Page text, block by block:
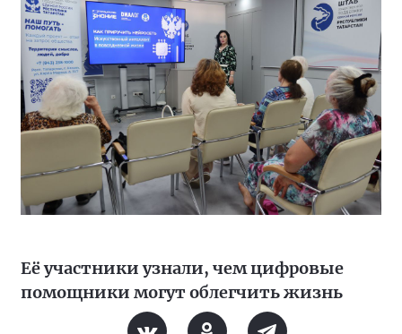
Её участники узнали, чем цифровые
помощники могут облегчить жизнь